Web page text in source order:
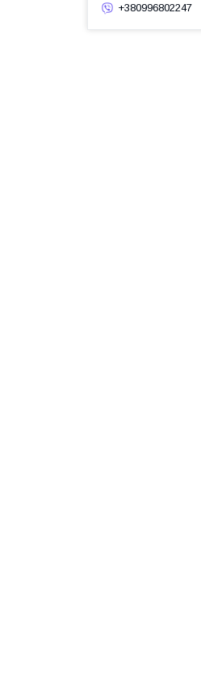
+380996802247